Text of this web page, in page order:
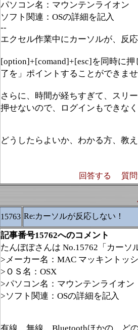
パソコン名：マウンテンライオン
ソフト関連：OSの詳細を記入
--
エクセル作業中にカーソルが、反
[option]+[comand]+[esc]を同時に
了を」ポイントすることができま
さらに、時間が経ちすぎて、スリ
押せないので、ログインもできな
どうしたらよいか、わかる方、教
回答する 質
15763 Re:カーソルが反応しない！
記事番号15762へのコメント
たんぽぽさんは No.15762「カー
>メーカー名：MAC マッキントッ
>ＯＳ名：OSX
>パソコン名：マウンテンライオン
>ソフト関連：OSの詳細を記入